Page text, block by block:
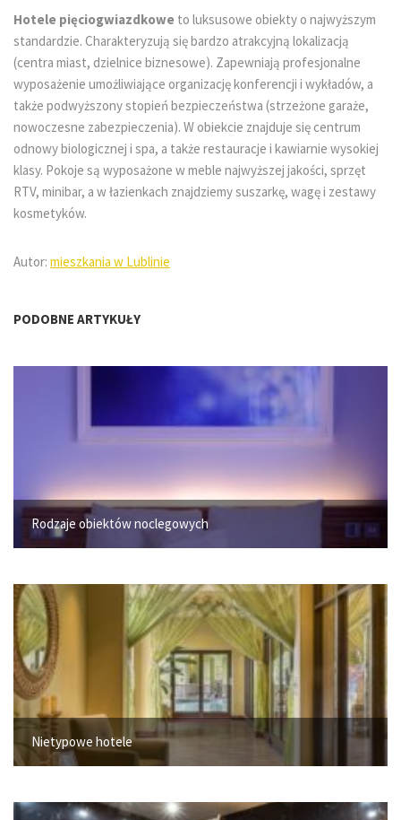
Hotele pięciogwiazdkowe to luksusowe obiekty o najwyższym
standardzie. Charakteryzują się bardzo atrakcyjną lokalizacją
(centra miast, dzielnice biznesowe). Zapewniają profesjonalne
wyposażenie umożliwiające organizację konferencji i wykładów, a
także podwyższony stopień bezpieczeństwa (strzeżone garaże,
nowoczesne zabezpieczenia). W obiekcie znajduje się centrum
odnowy biologicznej i spa, a także restauracje i kawiarnie wysokiej
klasy. Pokoje są wyposażone w meble najwyższej jakości, sprzęt
RTV, minibar, a w łazienkach znajdziemy suszarkę, wagę i zestawy
kosmetyków.
Autor: mieszkania w Lublinie
PODOBNE ARTYKUŁY
Rodzaje obiektów noclegowych
Nietypowe hotele